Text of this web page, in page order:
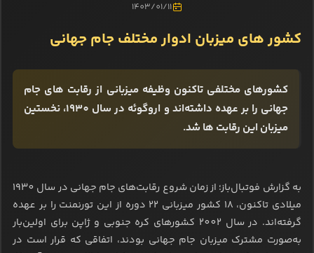
1403/01/11
کشور های میزبان ادوار مختلف جام جهانی
کشورهای مختلفی تاکنون وظیفه میزبانی از رقابت های جام
جهانی را بر عهده داشته‌اند و اروگوئه در سال 1930، نخستین
میزبان این رقابت ها شد.
به گزارش فوتبال‌باز؛ از زمان شروع رقابت‌های جام جهانی در سال 1930
میلادی تاکنون، 18 کشور میزبانی 22 دوره از این تورنمنت را بر عهده
گرفته‌اند. در سال 2002 کشورهای کره جنوبی و ژاپن برای اولین‌بار
به‌صورت مشترک میزبان جام جهانی بودند، اتفاقی که قرار است در